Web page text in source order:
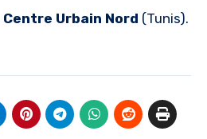
Centre Urbain Nord (Tunis).